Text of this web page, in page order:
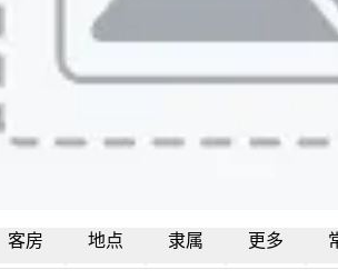
客房 地点 隶属 更多